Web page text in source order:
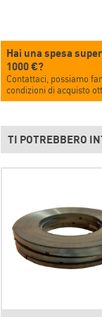
Hai una spesa
1000 €?
Contattaci, possiamo
condizioni di acquisto
TI POTREBBERO